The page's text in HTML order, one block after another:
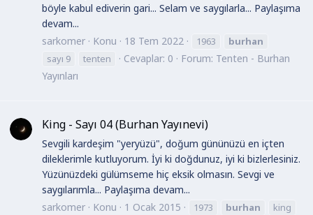
böyle kabul ediverin gari... Selam ve saygılarla... Paylaşıma
devam...
sarkomer
Konu 18 Tem 2022 1963
burhan
sayı 9
tenten Cevaplar: 0 Forum: Tenten - Burhan
Yayınları
King - Sayı 04 (Burhan Yayınevi)
Sevgili kardeşim "yeryüzü", doğum gününüzü en içten
dileklerimle kutluyorum. İyi ki doğdunuz, iyi ki bizlerlesiniz.
Yüzünüzdeki gülümseme hiç eksik olmasın. Sevgi ve
saygılarımla... Paylaşıma devam...
sarkomer
Konu 1 Ocak 2015 1973 burhan
king